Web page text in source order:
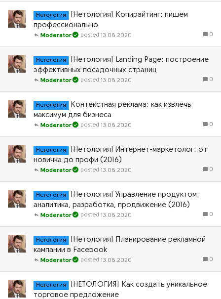
Нетология
[Нетология] Копирайтинг: пишем
профессионально
0
13.08.2020
Moderator
Нетология
[Нетология] Landing Page: построение
эффективных посадочных страниц
0
13.08.2020
Moderator
Нетология
Контекстная реклама: как извлечь
максимум для бизнеса
0
13.08.2020
Moderator
Нетология
[Нетология] Интернет-маркетолог: от
новичка до профи (2016)
0
13.08.2020
Moderator
Нетология
[Нетология] Управление продуктом:
аналитика, разработка, продвижение (2016)
0
13.08.2020
Moderator
Нетология
[Нетология] Планирование рекламной
кампании в Facebook
0
13.08.2020
Moderator
Нетология
[НЕТОЛОГИЯ] Как создать уникальное
торговое предложение